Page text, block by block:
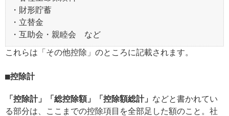
・財形貯蓄
・立替金
・互助会・親睦会 など
これらは「その他控除」のところに記載されます。
控除計
「控除計」「総控除額」「控除額総計」 などと書かれてい
る部分は、ここまでの控除項目を全部足した額のこと。社